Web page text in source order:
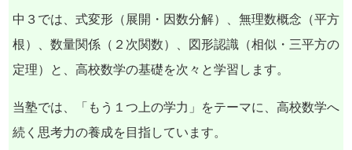
中３では、式変形（展開・因数分解）、無理数概念（平方
根）、数量関係（２次関数）、図形認識（相似・三平方の
定理）と、高校数学の基礎を次々と学習します。
当塾では、「もう１つ上の学力」をテーマに、高校数学へ
続く思考力の養成を目指しています。